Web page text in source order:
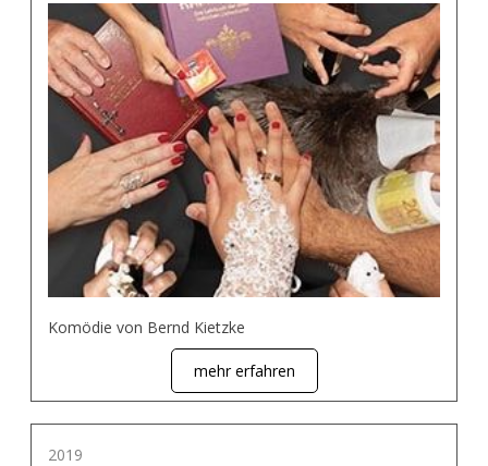
Komödie von Bernd Kietzke
mehr erfahren
2019